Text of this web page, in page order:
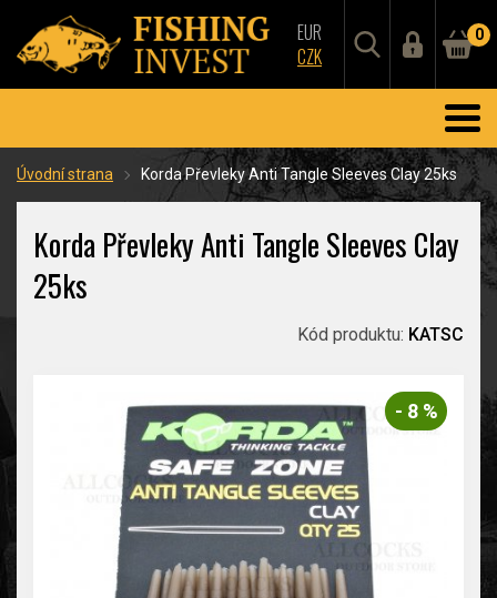
EUR
CZK
0
Úvodní strana Korda Převleky Anti Tangle Sleeves Clay 25ks
Korda Převleky Anti Tangle Sleeves Clay
25ks
Kód produktu: KATSC
- 8 %